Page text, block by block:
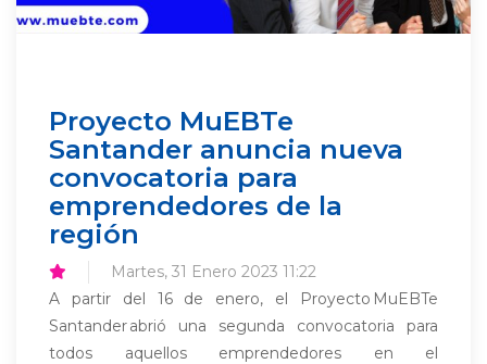
Proyecto MuEBTe
Santander anuncia nueva
convocatoria para
emprendedores de la
región
Martes, 31 Enero 2023 11:22
A partir del 16 de enero, el Proyecto MuEBTe
Santander abrió una segunda convocatoria para
todos aquellos emprendedores en el